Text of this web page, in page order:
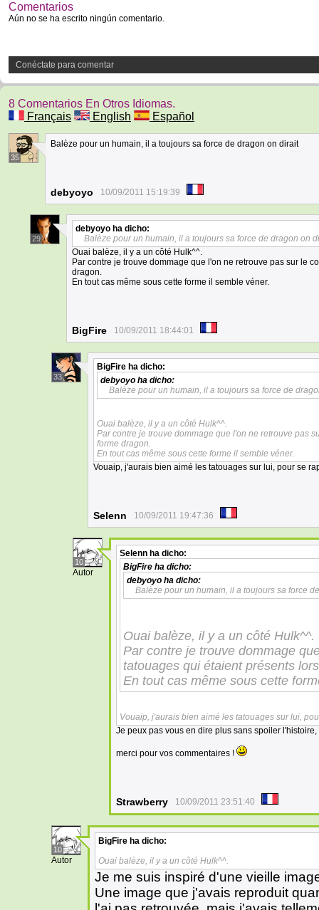
Comentarios
Aún no se ha escrito ningún comentario.
Conéctate para comentar
8 Comentarios En Otros Idiomas.
Français
English Español
35
Balèze pour un humain, il a toujours sa force de dragon on dirait
debyoyo 10/09/2011 15:19:39
29
debyoyo ha dicho:
Balèze pour un humain, il a toujours sa force de dragon on
Ouai balèze, il y a un côté Hulk^^.
Par contre je trouve dommage que l'on ne retrouve pas sur le
dragon.
En tout cas même sous cette forme il semble véner.
BigFire 10/09/2011 18:44:01
33
BigFire ha dicho:
debyoyo ha dicho:
Balèze pour un humain, il a toujours sa force de
Ouai balèze, il y a un côté Hulk^^.
Par contre je trouve dommage que l'on ne retrouve pas
forme dragon.
En tout cas même sous cette forme il semble véner.
Vouaip, j'aurais bien aimé les tatouages sur lui, pour se
Selenn 10/09/2011 19:47:36
10
Autor
Selenn ha dicho:
BigFire ha dicho:
debyoyo ha dicho:
Balèze pour un humain, il a toujours sa force
Ouai balèze, il y a un côté Hulk^^.
Par contre je trouve dommage
tatouages qui étaient présents
En tout cas même sous cette
Vouaip, j'aurais bien aimé les tatouages sur lui,
Je peux pas vous en dire plus sans spoiler l'histoire,
merci pour vos commentaires !
Strawberry 10/09/2011 23:51:40
10
Autor
BigFire ha dicho:
Ouai balèze, il y a un côté Hulk^^.
Je me suis inspiré d'une vieille
Une image que j'avais reproduit